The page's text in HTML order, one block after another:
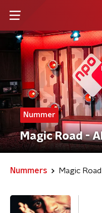
Nummer
Magic Road -
Nummers Magic Road